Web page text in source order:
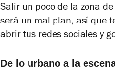
Salir un poco de la zona
será un mal plan, así que
abrir tus redes sociales y
De lo urbano a la